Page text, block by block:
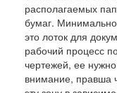
располагаемых
бумаг.
это лоток для
рабочий процесс
чертежей, ее
внимание, правша